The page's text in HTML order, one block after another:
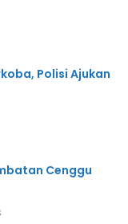
Polisi Ajukan
Cenggu